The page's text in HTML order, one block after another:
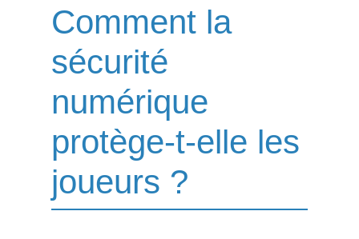
Comment la
sécurité
numérique
protège-t-elle les
joueurs ?